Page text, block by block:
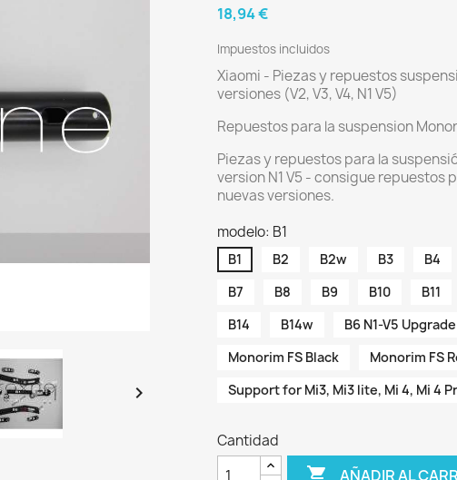

18,94 €
Impuestos incluidos
Xiaomi - Piezas y repuestos
versiones (V2, V3, V4, N1 V5)
Repuestos para la suspension
Piezas y repuestos para la
version N1 V5 - consigue repuestos
nuevas versiones.
modelo: B1
B1 B2 B2w B3 B4
B7
B8 B9 B10 B11
B14
B14w B6 N1-V5 Upgrade
Monorim FS Black
Monorim FS
Support for Mi3, Mi3 lite, Mi 4, Mi 4
Cantidad
 AÑADIR AL